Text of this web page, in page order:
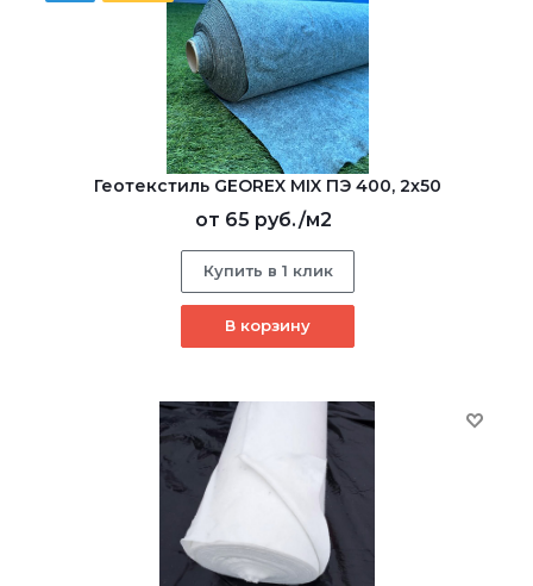
Геотекстиль GEOREX MIX ПЭ 400, 2х50
от 65 руб./м2
Купить в 1 клик
В корзину